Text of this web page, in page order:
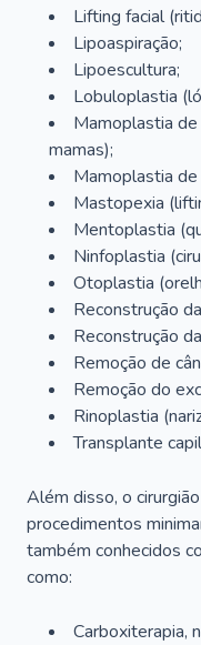
Lifting facial
Lipoaspiração;
Lipoescultura;
Lobuloplastia
Mamoplastia
mamas);
Mamoplastia
Mastopexia
Mentoplastia
Ninfoplastia
Otoplastia
Reconstrução
Reconstrução
Remoção de
Remoção do
Rinoplastia
Transplante
Além disso, o
procedimentos
também conhecidos
como:
Carboxiterapia,